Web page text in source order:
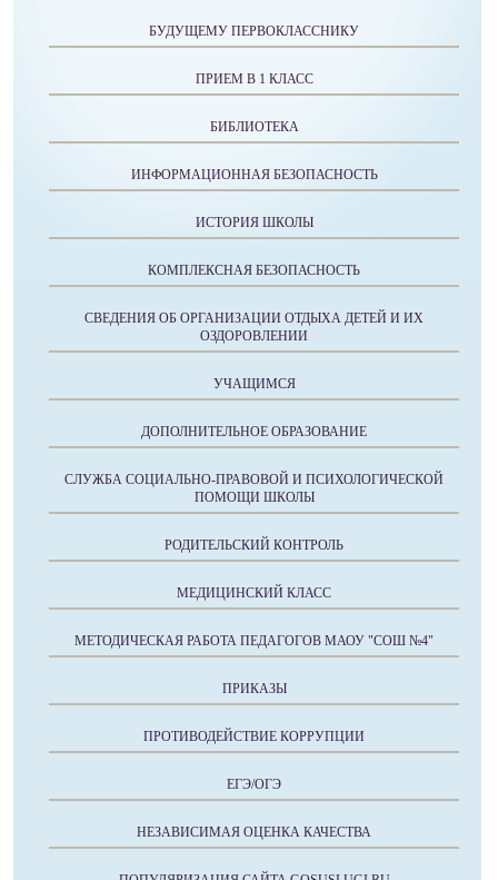
БУДУЩЕМУ ПЕРВОКЛАССНИКУ
ПРИЕМ В 1 КЛАСС
БИБЛИОТЕКА
ИНФОРМАЦИОННАЯ БЕЗОПАСНОСТЬ
ИСТОРИЯ ШКОЛЫ
КОМПЛЕКСНАЯ БЕЗОПАСНОСТЬ
СВЕДЕНИЯ ОБ ОРГАНИЗАЦИИ ОТДЫХА ДЕТЕЙ И ИХ
ОЗДОРОВЛЕНИИ
УЧАЩИМСЯ
ДОПОЛНИТЕЛЬНОЕ ОБРАЗОВАНИЕ
СЛУЖБА СОЦИАЛЬНО-ПРАВОВОЙ И ПСИХОЛОГИЧЕСКОЙ
ПОМОЩИ ШКОЛЫ
РОДИТЕЛЬСКИЙ КОНТРОЛЬ
МЕДИЦИНСКИЙ КЛАСС
МЕТОДИЧЕСКАЯ РАБОТА ПЕДАГОГОВ МАОУ "СОШ №4"
ПРИКАЗЫ
ПРОТИВОДЕЙСТВИЕ КОРРУПЦИИ
ЕГЭ/ОГЭ
НЕЗАВИСИМАЯ ОЦЕНКА КАЧЕСТВА